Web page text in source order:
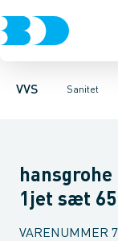
VVS Sanitet
Rør & fittings
Toiletter, sæder
Håndbrusere
hansgrohe
1jet sæt 65
VARENUMMER